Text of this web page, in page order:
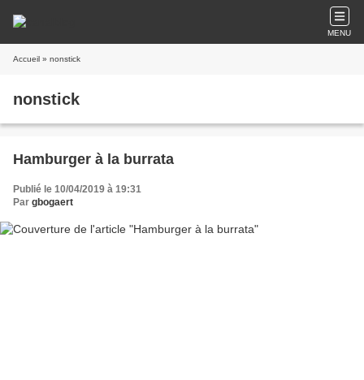
MENU
Accueil » nonstick
nonstick
Hamburger à la burrata
Publié le 10/04/2019 à 19:31
Par gbogaert